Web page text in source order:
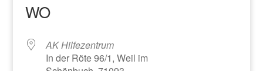
WO
AK Hilfezentrum
In der Röte 96/1, Weil im